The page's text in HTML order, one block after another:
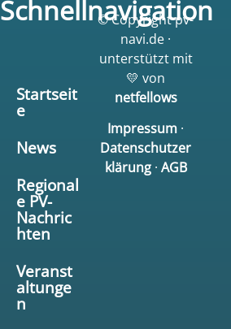
Schnellnavigation
Startseit
e
News
Regional
e PV-
Nachric
hten
Veranst
altunge
n
© Copyright pv-
navi.de ·
unterstützt mit
💛 von
netfellows
Impressum ·
Datenschutzer
klärung· AGB